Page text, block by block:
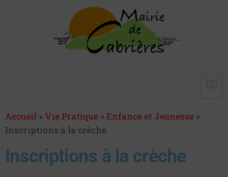
Accueil » Vie Pratique » Enfance et Jeunesse »
Inscriptions à la crèche
Inscriptions à la crèche